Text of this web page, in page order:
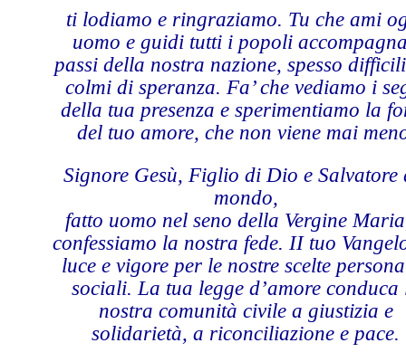
ti lodiamo e ringraziamo. Tu che ami
uomo e guidi tutti i popoli
passi della nostra nazione, spesso
colmi di speranza. Fa’ che vediamo i
della tua presenza e sperimentiamo la
del tuo amore, che non viene mai
Signore Gesù, Figlio di Dio e Salvatore
mondo,
fatto uomo nel seno della Vergine
confessiamo la nostra fede. II tuo
luce e vigore per le nostre scelte
sociali. La tua legge d’amore conduca
nostra comunità civile a giustizia e
solidarietà, a riconciliazione e pace.